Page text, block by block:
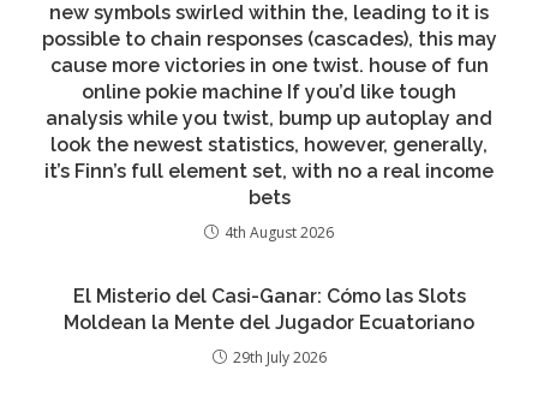
new symbols swirled within the, leading to it is
possible to chain responses (cascades), this may
cause more victories in one twist. house of fun
online pokie machine If you’d like tough
analysis while you twist, bump up autoplay and
look the newest statistics, however, generally,
it’s Finn’s full element set, with no a real income
bets
4th August 2026
El Misterio del Casi-Ganar: Cómo las Slots
Moldean la Mente del Jugador Ecuatoriano
29th July 2026